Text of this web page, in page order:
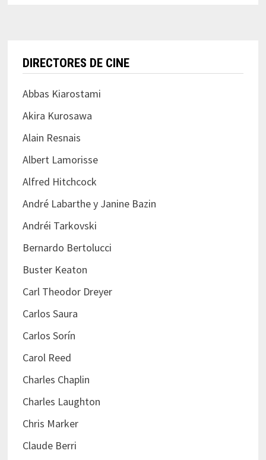
DIRECTORES DE CINE
Abbas Kiarostami
Akira Kurosawa
Alain Resnais
Albert Lamorisse
Alfred Hitchcock
André Labarthe y Janine Bazin
Andréi Tarkovski
Bernardo Bertolucci
Buster Keaton
Carl Theodor Dreyer
Carlos Saura
Carlos Sorín
Carol Reed
Charles Chaplin
Charles Laughton
Chris Marker
Claude Berri